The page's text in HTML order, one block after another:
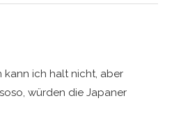
kann ich halt nicht, aber
würden die Japaner